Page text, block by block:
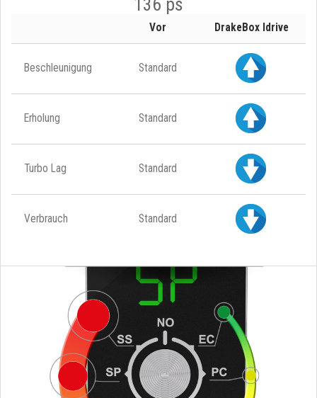
Vor DrakeBox Idrive
Beschleunigung Standard
Erholung Standard
Turbo Lag Standard
Verbrauch Standard